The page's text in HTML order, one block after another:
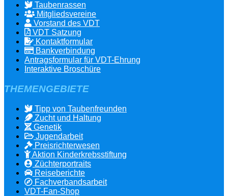
Taubenrassen
Mitgliedsvereine
Vorstand des VDT
VDT Satzung
Kontaktformular
Bankverbindung
Antragsformular für VDT-Ehrung
Interaktive Broschüre
THEMENGEBIETE
Tipp von Taubenfreunden
Zucht und Haltung
Genetik
Jugendarbeit
Preisrichterwesen
Aktion Kinderkrebsstiftung
Züchterportraits
Reiseberichte
Fachverbandsarbeit
VDT-Fan-Shop